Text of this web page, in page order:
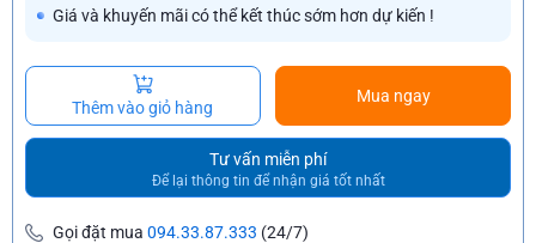
Giá và khuyến mãi có thể kết thúc sớm hơn dự kiến !
Thêm vào giỏ hàng
Mua ngay
Tư vấn miễn phí
Để lại thông tin để nhận giá tốt nhất
Gọi đặt mua 094.33.87.333 (24/7)